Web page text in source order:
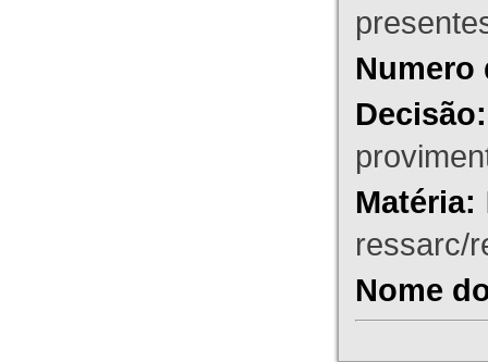
Numero
Decisão:
Matéria:
ressarc/
Nome